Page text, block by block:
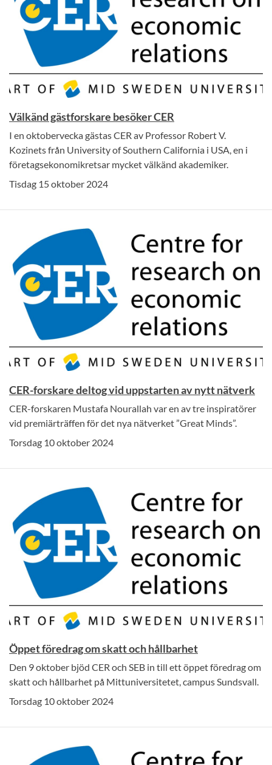
Välkänd gästforskare besöker CER
I en oktobervecka gästas CER av Professor Robert V.
Kozinets från University of Southern California i USA, en i
företagsekonomikretsar mycket välkänd akademiker.
Tisdag 15 oktober 2024
CER-forskare deltog vid uppstarten av nytt nätverk
CER-forskaren Mustafa Nourallah var en av tre inspiratörer
vid premiärträffen för det nya nätverket ”Great Minds”.
Torsdag 10 oktober 2024
Öppet föredrag om skatt och hållbarhet
Den 9 oktober bjöd CER och SEB in till ett öppet föredrag om
skatt och hållbarhet på Mittuniversitetet, campus Sundsvall.
Torsdag 10 oktober 2024